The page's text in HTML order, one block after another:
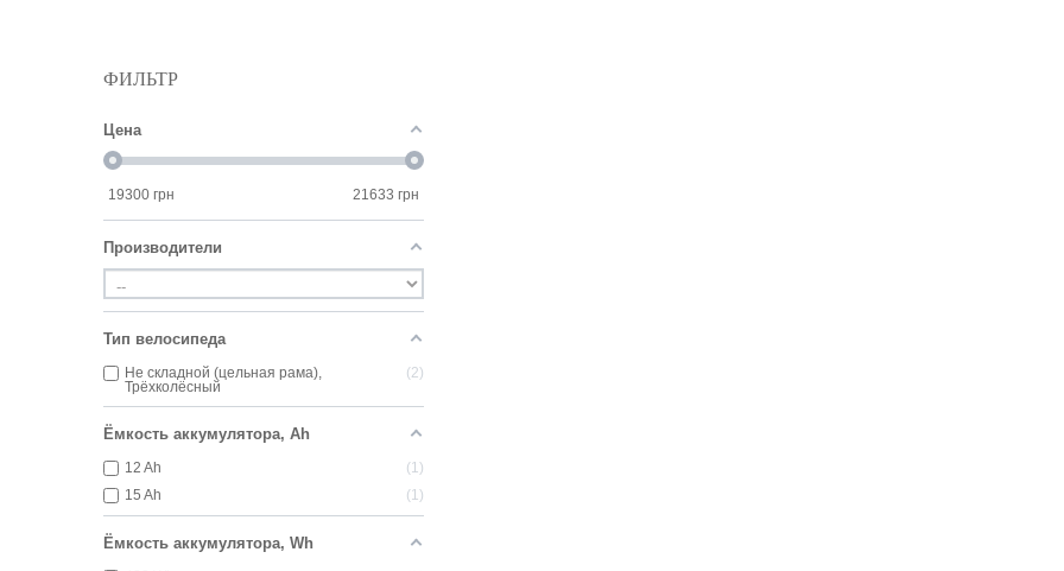
ФИЛЬТР
Цена
19300 грн 21633 грн
Производители
Тип велосипеда
Не складной (цельная рама),
Трёхколёсный
2
Ёмкость аккумулятора, Ah
12 Ah
1
15 Ah
1
Ёмкость аккумулятора, Wh